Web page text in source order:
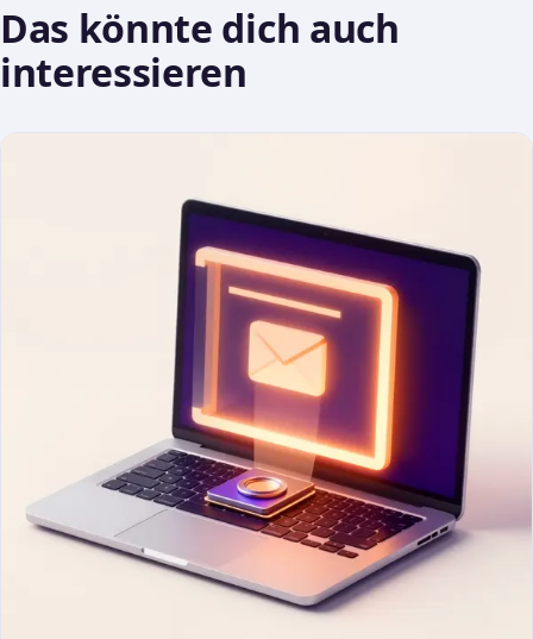
Das könnte dich auch
interessieren